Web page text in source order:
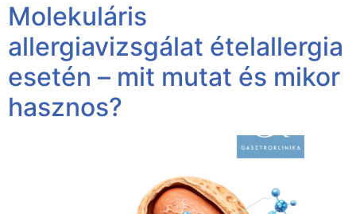
Molekuláris
allergiavizsgálat ételallergia
esetén – mit mutat és mikor
hasznos?